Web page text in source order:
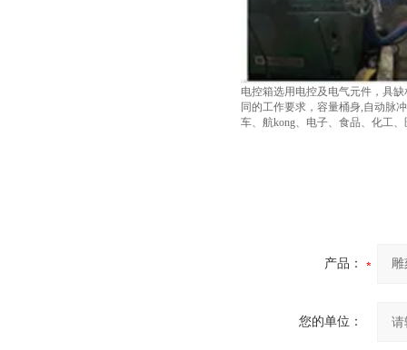
电控箱选用电控及电气元件，具
同的工作要求，容量桶身,自动脉
车、航kong、电子、食品、化工
产品：
您的单位：